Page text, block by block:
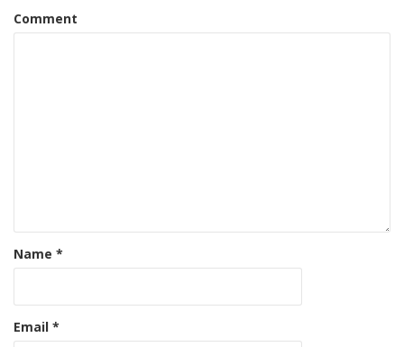
Comment
Name *
Email *